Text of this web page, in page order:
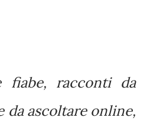
fiabe, racconti da
da ascoltare online,